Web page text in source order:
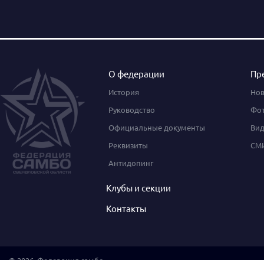
О федерации
История
Руководство
Официальные документы
Реквизиты
Антидопинг
Клубы и секции
Контакты